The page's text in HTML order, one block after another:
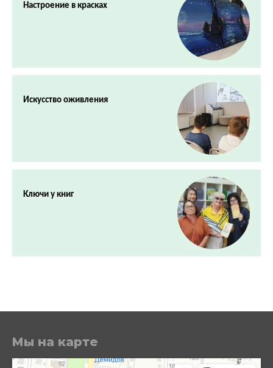
Настроение в красках
Искусство оживления
Ключи у книг
Мы на карте